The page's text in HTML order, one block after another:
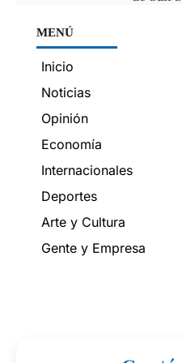
MENÚ
Inicio
Noticias
Opinión
Economía
Internacionales
Deportes
Arte y Cultura
Gente y Empresa